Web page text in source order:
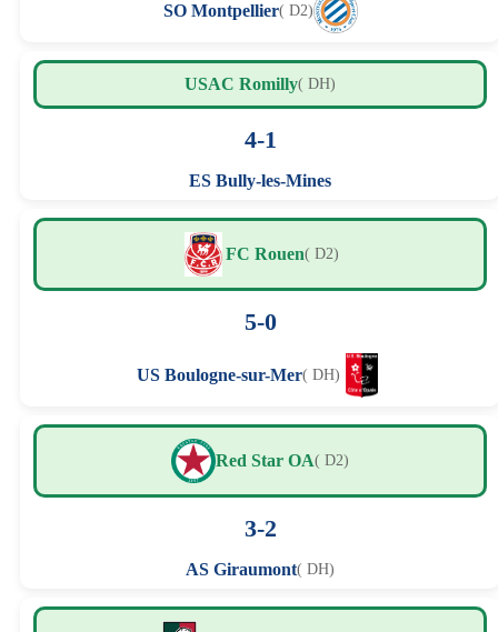
SO Montpellier( D2)
USAC Romilly( DH)
4-1
ES Bully-les-Mines
FC Rouen( D2)
5-0
US Boulogne-sur-Mer( DH)
Red Star OA( D2)
3-2
AS Giraumont( DH)